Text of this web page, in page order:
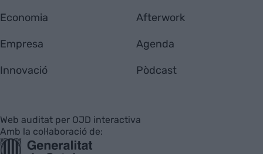
Economia
Empresa
Innovació
Afterwork
Agenda
Pòdcast
Web auditat per OJD interactiva
Amb la col·laboració de: